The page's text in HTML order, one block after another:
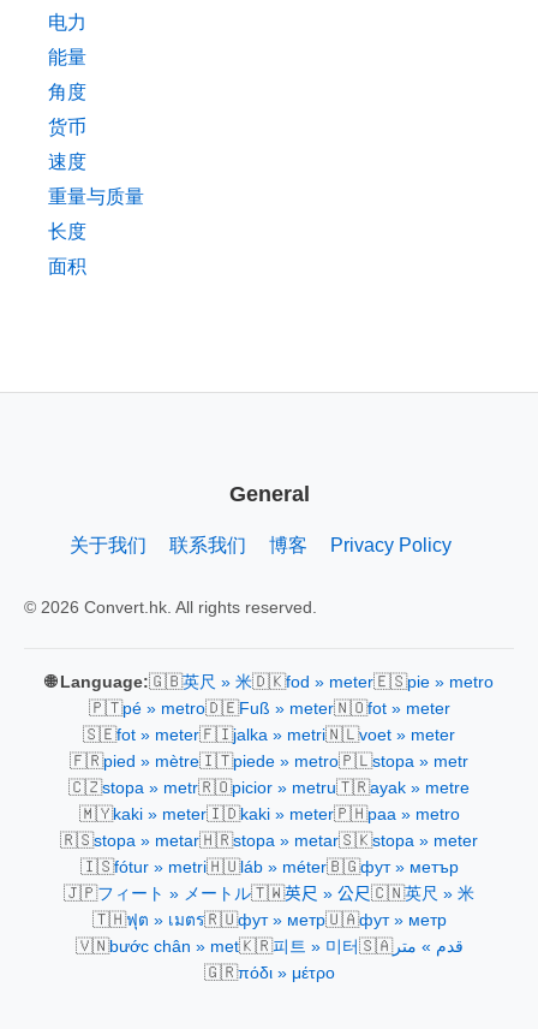
电力
能量
角度
货币
速度
重量与质量
长度
面积
General
关于我们 联系我们 博客 Privacy Policy
© 2026 Convert.hk. All rights reserved.
🌐 Language:🇬🇧英尺 » 米🇩🇰fod » meter🇪🇸pie » metro
🇵🇹pé » metro🇩🇪Fuß » meter🇳🇴fot » meter
🇸🇪fot » meter🇫🇮jalka » metri🇳🇱voet » meter
🇫🇷pied » mètre🇮🇹piede » metro🇵🇱stopa » metr
🇨🇿stopa » metr🇷🇴picior » metru🇹🇷ayak » metre
🇲🇾kaki » meter🇮🇩kaki » meter🇵🇭paa » metro
🇷🇸stopa » metar🇭🇷stopa » metar🇸🇰stopa » meter
🇮🇸fótur » metri🇭🇺láb » méter🇧🇬фут » метър
🇯🇵フィート » メートル🇹🇼英尺 » 公尺🇨🇳英尺 » 米
🇹🇭ฟุต » เมตร🇷🇺фут » метр🇺🇦фут » метр
🇻🇳bước chân » met🇰🇷피트 » 미터 🇸🇦قدم » متر
🇬🇷πόδι » μέτρο